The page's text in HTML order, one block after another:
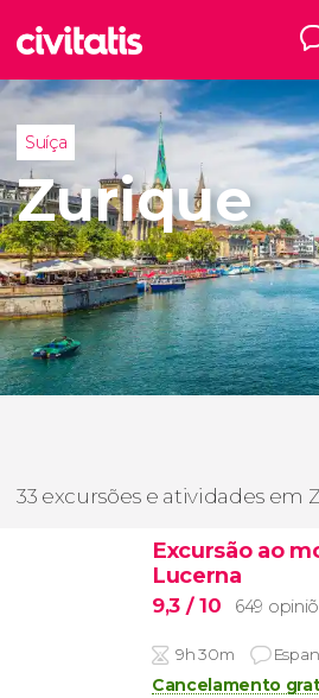
Suíça
Zurique
33 excursões e atividades em
Excursão ao
Lucerna
9,3 / 10 649
9h 30m
Cancelamento